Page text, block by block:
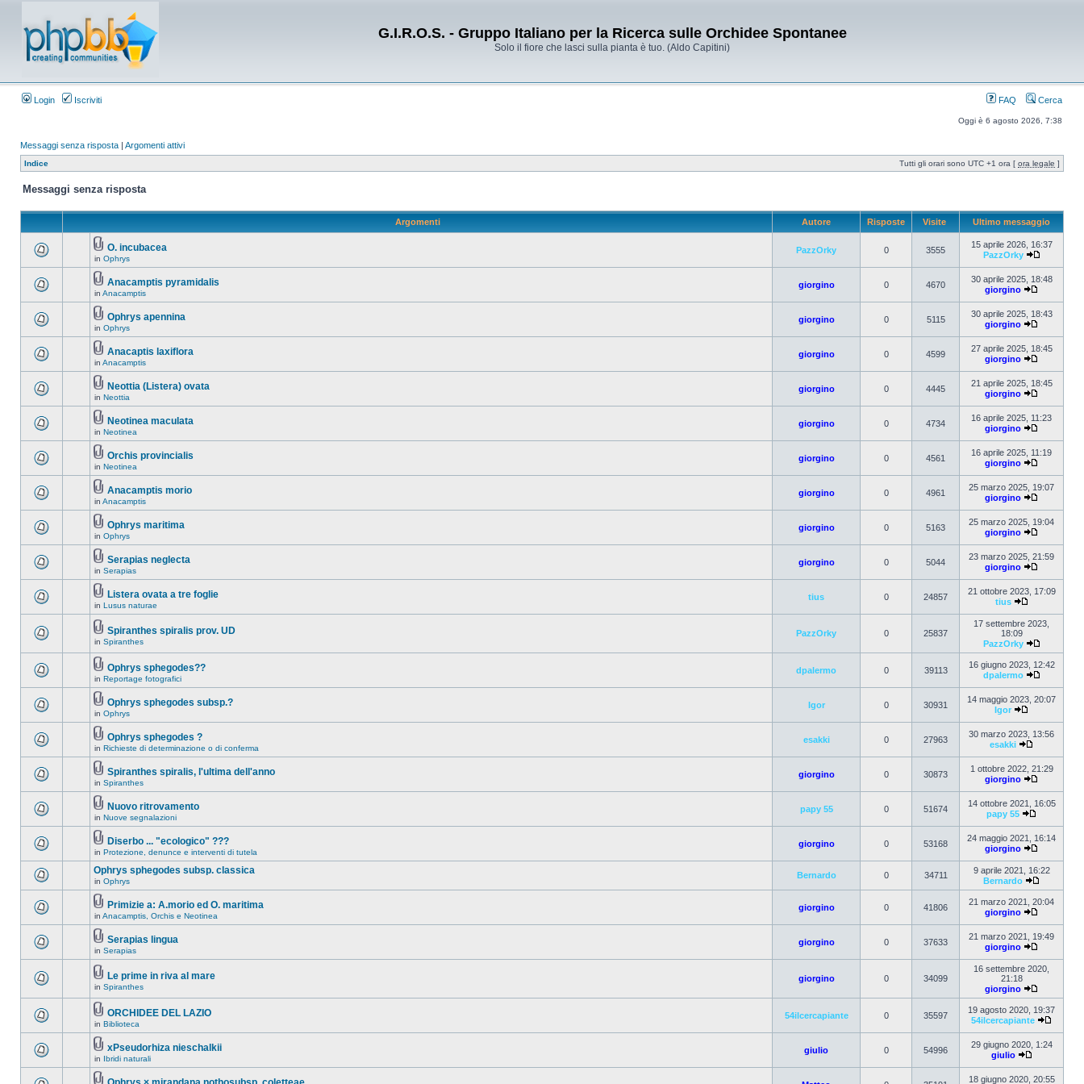
G.I.R.O.S. - Gruppo Italiano per la Ricerca sulle Orchidee Spontanee
Solo il fiore che lasci sulla pianta è tuo. (Aldo Capitini)
Login Iscriviti FAQ Cerca
Oggi è 6 agosto 2026, 7:38
Messaggi senza risposta | Argomenti attivi
Indice Tutti gli orari sono UTC +1 ora [ ora legale ]
Messaggi senza risposta
Argomenti Autore Risposte Visite Ultimo messaggio
O. incubacea
in Ophrys
PazzOrky 0 3555
15 aprile 2026, 16:37
PazzOrky
Anacamptis pyramidalis
in Anacamptis
giorgino 0 4670
30 aprile 2025, 18:48
giorgino
Ophrys apennina
in Ophrys
giorgino 0 5115
30 aprile 2025, 18:43
giorgino
Anacaptis laxiflora
in Anacamptis
giorgino 0 4599
27 aprile 2025, 18:45
giorgino
Neottia (Listera) ovata
in Neottia
giorgino 0 4445
21 aprile 2025, 18:45
giorgino
Neotinea maculata
in Neotinea
giorgino 0 4734
16 aprile 2025, 11:23
giorgino
Orchis provincialis
in Neotinea
giorgino 0 4561
16 aprile 2025, 11:19
giorgino
Anacamptis morio
in Anacamptis
giorgino 0 4961
25 marzo 2025, 19:07
giorgino
Ophrys maritima
in Ophrys
giorgino 0 5163
25 marzo 2025, 19:04
giorgino
Serapias neglecta
in Serapias
giorgino 0 5044
23 marzo 2025, 21:59
giorgino
Listera ovata a tre foglie
in Lusus naturae
tius 0 24857
21 ottobre 2023, 17:09
tius
Spiranthes spiralis prov. UD
in Spiranthes
PazzOrky 0 25837
17 settembre 2023,
18:09
PazzOrky
Ophrys sphegodes??
in Reportage fotografici
dpalermo 0 39113
16 giugno 2023, 12:42
dpalermo
Ophrys sphegodes subsp.?
in Ophrys
Igor 0 30931
14 maggio 2023, 20:07
Igor
Ophrys sphegodes ?
in Richieste di determinazione o di conferma
esakki 0 27963
30 marzo 2023, 13:56
esakki
Spiranthes spiralis, l'ultima dell'anno
in Spiranthes
giorgino 0 30873
1 ottobre 2022, 21:29
giorgino
Nuovo ritrovamento
in Nuove segnalazioni
papy 55 0 51674
14 ottobre 2021, 16:05
papy 55
Diserbo ... "ecologico" ???
in Protezione, denunce e interventi di tutela
giorgino 0 53168
24 maggio 2021, 16:14
giorgino
Ophrys sphegodes subsp. classica
in Ophrys
Bernardo 0 34711
9 aprile 2021, 16:22
Bernardo
Primizie a: A.morio ed O. maritima
in Anacamptis, Orchis e Neotinea
giorgino 0 41806
21 marzo 2021, 20:04
giorgino
Serapias lingua
in Serapias
giorgino 0 37633
21 marzo 2021, 19:49
giorgino
Le prime in riva al mare
in Spiranthes
giorgino 0 34099
16 settembre 2020,
21:18
giorgino
ORCHIDEE DEL LAZIO
in Biblioteca
54ilcercapiante 0 35597
19 agosto 2020, 19:37
54ilcercapiante
xPseudorhiza nieschalkii
in Ibridi naturali
giulio 0 54996
29 giugno 2020, 1:24
giulio
18 giugno 2020, 20:55